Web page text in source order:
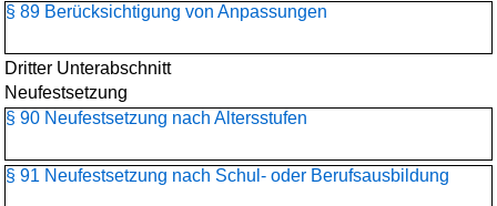
§ 89 Berücksichtigung von Anpassungen
Dritter Unterabschnitt
Neufestsetzung
§ 90 Neufestsetzung nach Altersstufen
§ 91 Neufestsetzung nach Schul- oder Berufsausbildung